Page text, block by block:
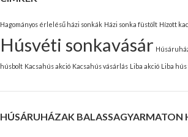
Hagományos érlelésű házi sonkák Házi sonka füstölt Hízott
Húsvéti sonkavásár
húsbolt Kacsahús akció Kacsahús vásárlás Liba akció Liba
HÚSÁRUHÁZAK BALASSAGYARMATON